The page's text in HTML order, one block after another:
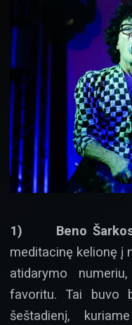
1) Beno
meditacinę kelionę į
atidarymo
favoritu. Tai buvo
šeštadienį,